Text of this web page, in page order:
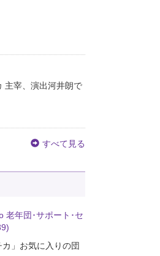
主宰、演出河井朗で
すべて見る
老年団･サポート･セ
カ」お気に入りの団